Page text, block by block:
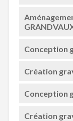
Conception
Création
Conception
Création